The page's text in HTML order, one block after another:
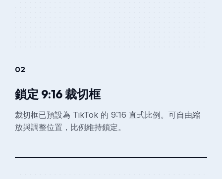
02
鎖定 9:16 裁切框
裁切框已預設為 TikTok 的 9:16 直式比例。可自由縮
放與調整位置，比例維持鎖定。